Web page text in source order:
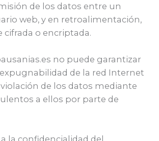
de los datos entre un
web, y en retroalimentación,
o encriptada.
no puede garantizar
de la red Internet
de los datos mediante
a ellos por parte de
la confidencialidad del